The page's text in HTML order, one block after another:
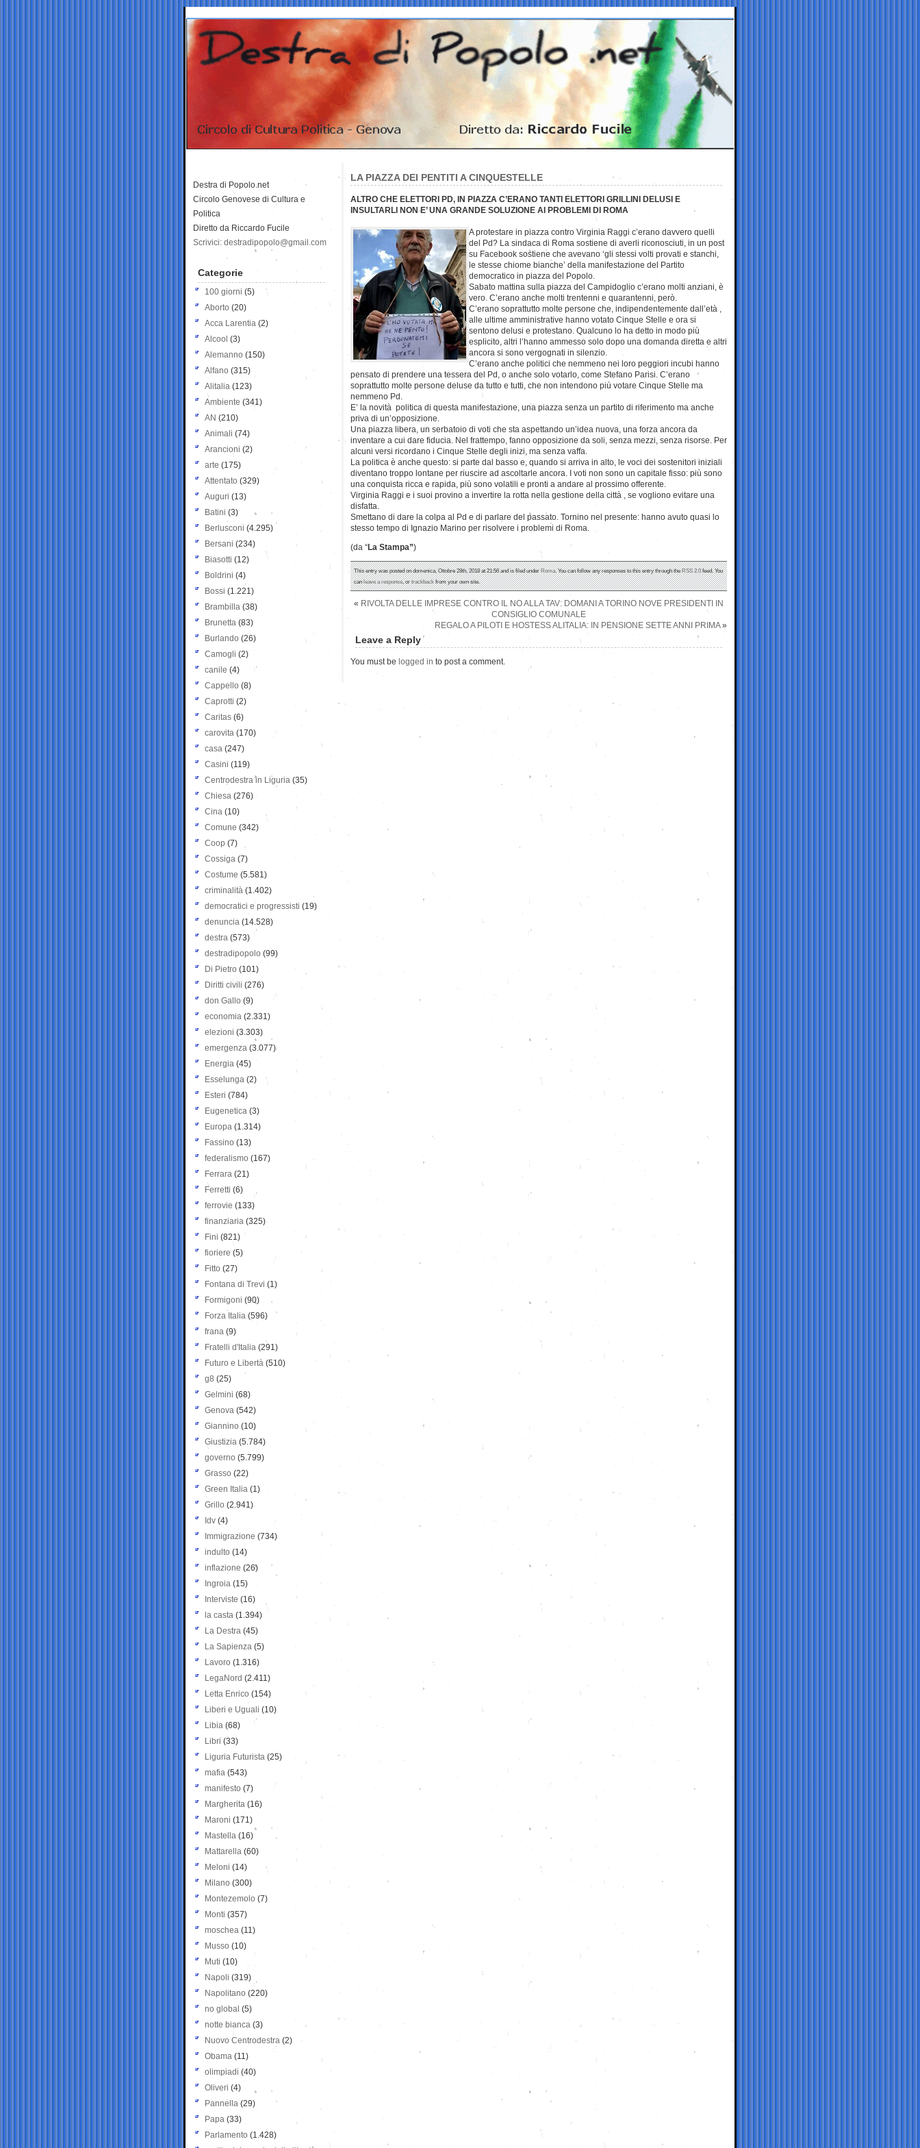
LA PIAZZA DEI PENTITI A CINQUESTELLE
ALTRO CHE ELETTORI PD, IN PIAZZA C’ERANO TANTI ELETTORI GRILLINI DELUSI E
INSULTARLI NON E’ UNA GRANDE SOLUZIONE AI PROBLEMI DI ROMA
A protestare in piazza contro Virginia Raggi c’erano davvero quelli
del Pd? La sindaca di Roma sostiene di averli riconosciuti, in un post
su Facebook sostiene che avevano ‘gli stessi volti provati e stanchi,
le stesse chiome bianche’ della manifestazione del Partito
democratico in piazza del Popolo.
Sabato mattina sulla piazza del Campidoglio c’erano molti anziani, è
vero. C’erano anche molti trentenni e quarantenni, però.
C’erano soprattutto molte persone che, indipendentemente dall’età ,
alle ultime amministrative hanno votato Cinque Stelle e ora si
sentono delusi e protestano. Qualcuno lo ha detto in modo più
esplicito, altri l’hanno ammesso solo dopo una domanda diretta e altri
ancora si sono vergognati in silenzio.
C’erano anche politici che nemmeno nei loro peggiori incubi hanno
pensato di prendere una tessera del Pd, o anche solo votarlo, come Stefano Parisi. C’erano
soprattutto molte persone deluse da tutto e tutti, che non intendono più votare Cinque Stelle ma
nemmeno Pd.
E’ la novità politica di questa manifestazione, una piazza senza un partito di riferimento ma anche
priva di un’opposizione.
Una piazza libera, un serbatoio di voti che sta aspettando un’idea nuova, una forza ancora da
inventare a cui dare fiducia. Nel frattempo, fanno opposizione da soli, senza mezzi, senza risorse. Per
alcuni versi ricordano i Cinque Stelle degli inizi, ma senza vaffa.
La politica è anche questo: si parte dal basso e, quando si arriva in alto, le voci dei sostenitori iniziali
diventano troppo lontane per riuscire ad ascoltarle ancora. I voti non sono un capitale fisso: più sono
una conquista ricca e rapida, più sono volatili e pronti a andare al prossimo offerente.
Virginia Raggi e i suoi provino a invertire la rotta nella gestione della città , se vogliono evitare una
disfatta.
Smettano di dare la colpa al Pd e di parlare del passato. Tornino nel presente: hanno avuto quasi lo
stesso tempo di Ignazio Marino per risolvere i problemi di Roma.
(da “La Stampa”)
This entry was posted on domenica, Ottobre 28th, 2018 at 21:56 and is filed underRoma. You can follow any responses to this entry through theRSS 2.0feed. You
canleave a response, ortrackbackfrom your own site.
« RIVOLTA DELLE IMPRESE CONTRO IL NO ALLA TAV: DOMANI A TORINO NOVE PRESIDENTI IN
CONSIGLIO COMUNALE
REGALO A PILOTI E HOSTESS ALITALIA: IN PENSIONE SETTE ANNI PRIMA»
Leave a Reply
You must be logged in to post a comment.
Destra di Popolo.net
Circolo Genovese di Cultura e
Politica
Diretto da Riccardo Fucile
Scrivici: destradipopolo@gmail.com
Categorie
100 giorni (5)
Aborto (20)
Acca Larentia (2)
Alcool (3)
Alemanno (150)
Alfano (315)
Alitalia (123)
Ambiente (341)
AN (210)
Animali (74)
Arancioni (2)
arte (175)
Attentato (329)
Auguri (13)
Batini (3)
Berlusconi (4.295)
Bersani (234)
Biasotti (12)
Boldrini (4)
Bossi (1.221)
Brambilla (38)
Brunetta (83)
Burlando (26)
Camogli (2)
canile (4)
Cappello (8)
Caprotti (2)
Caritas (6)
carovita (170)
casa (247)
Casini (119)
Centrodestra in Liguria (35)
Chiesa (276)
Cina (10)
Comune (342)
Coop (7)
Cossiga (7)
Costume (5.581)
criminalità (1.402)
democratici e progressisti (19)
denuncia (14.528)
destra (573)
destradipopolo (99)
Di Pietro (101)
Diritti civili (276)
don Gallo (9)
economia (2.331)
elezioni (3.303)
emergenza (3.077)
Energia (45)
Esselunga (2)
Esteri (784)
Eugenetica (3)
Europa (1.314)
Fassino (13)
federalismo (167)
Ferrara (21)
Ferretti (6)
ferrovie (133)
finanziaria (325)
Fini (821)
fioriere (5)
Fitto (27)
Fontana di Trevi (1)
Formigoni (90)
Forza Italia (596)
frana (9)
Fratelli d'Italia (291)
Futuro e Libertà (510)
g8 (25)
Gelmini (68)
Genova (542)
Giannino (10)
Giustizia (5.784)
governo (5.799)
Grasso (22)
Green Italia (1)
Grillo (2.941)
Idv (4)
Immigrazione (734)
indulto (14)
inflazione (26)
Ingroia (15)
Interviste (16)
la casta (1.394)
La Destra (45)
La Sapienza (5)
Lavoro (1.316)
LegaNord (2.411)
Letta Enrico (154)
Liberi e Uguali (10)
Libia (68)
Libri (33)
Liguria Futurista (25)
mafia (543)
manifesto (7)
Margherita (16)
Maroni (171)
Mastella (16)
Mattarella (60)
Meloni (14)
Milano (300)
Montezemolo (7)
Monti (357)
moschea (11)
Musso (10)
Muti (10)
Napoli (319)
Napolitano (220)
no global (5)
notte bianca (3)
Nuovo Centrodestra (2)
Obama (11)
olimpiadi (40)
Oliveri (4)
Pannella (29)
Papa (33)
Parlamento (1.428)